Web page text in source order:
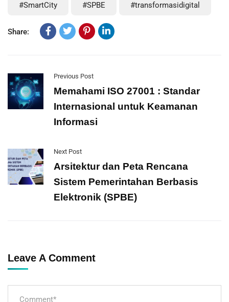
#SmartCity #SPBE #transformasidigital
Share:
Previous Post
Memahami ISO 27001 : Standar
Internasional untuk Keamanan
Informasi
Next Post
Arsitektur dan Peta Rencana
Sistem Pemerintahan Berbasis
Elektronik (SPBE)
Leave A Comment